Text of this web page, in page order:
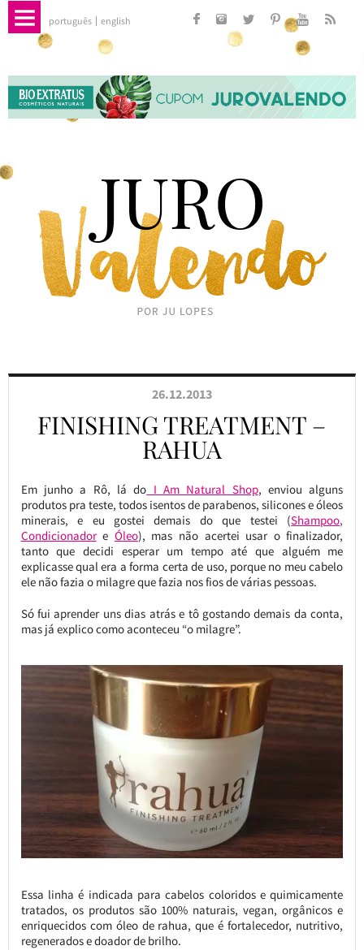
português english
26.12.2013
FINISHING TREATMENT –
RAHUA
Em junho a Rô, lá do I Am Natural Shop, enviou alguns
produtos pra teste, todos isentos de parabenos, silicones e óleos
minerais, e eu gostei demais do que testei (Shampoo,
Condicionadore Óleo), mas não acertei usar o finalizador,
tanto que decidi esperar um tempo até que alguém me
explicasse qual era a forma certa de uso, porque no meu cabelo
ele não fazia o milagre que fazia nos fios de várias pessoas.
Só fui aprender uns dias atrás e tô gostando demais da conta,
mas já explico como aconteceu “o milagre”.
Essa linha é indicada para cabelos coloridos e quimicamente
tratados, os produtos são 100% naturais, vegan, orgânicos e
enriquecidos com óleo de rahua, que é fortalecedor, nutritivo,
regenerados e doador de brilho.